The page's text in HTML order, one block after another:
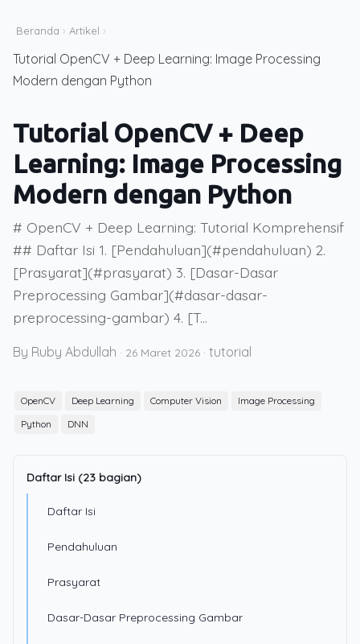
Beranda › Artikel ›
Tutorial OpenCV + Deep Learning: Image Processing
Modern dengan Python
Tutorial OpenCV + Deep
Learning: Image Processing
Modern dengan Python
# OpenCV + Deep Learning: Tutorial Komprehensif
## Daftar Isi 1. [Pendahuluan](#pendahuluan) 2.
[Prasyarat](#prasyarat) 3. [Dasar-Dasar
Preprocessing Gambar](#dasar-dasar-
preprocessing-gambar) 4. [T...
By Ruby Abdullah · 26 Maret 2026 · tutorial
OpenCV Deep Learning Computer Vision
Image Processing
Python
DNN
Daftar Isi (23 bagian)
Daftar Isi
Pendahuluan
Prasyarat
Dasar-Dasar Preprocessing Gambar